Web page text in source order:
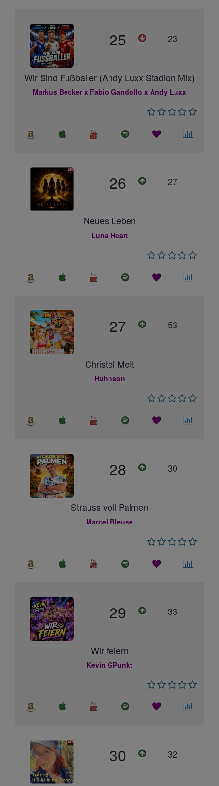
25 23
Wir Sind Fußballer (Andy Luxx Stadion Mix)
Markus Becker x Fabio Gandolfo x Andy Luxx
26 27
Neues Leben
Luna Heart
27 53
Christel Mett
Huhnson
28 30
Strauss voll Palmen
Marcel Bleuse
29 33
Wir feiern
Kevin GPunkt
30 32